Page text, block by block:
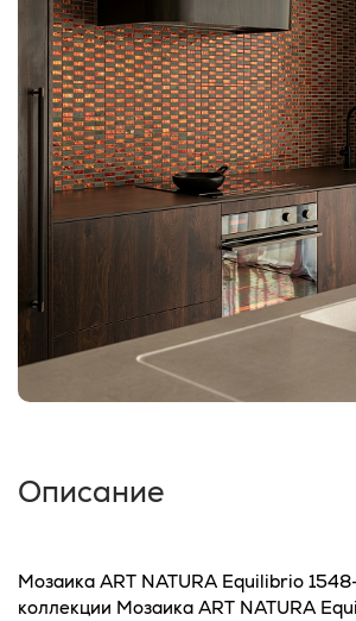
Описание
Мозаика ART NATURA Equilibrio
коллекции Мозаика ART NATURA